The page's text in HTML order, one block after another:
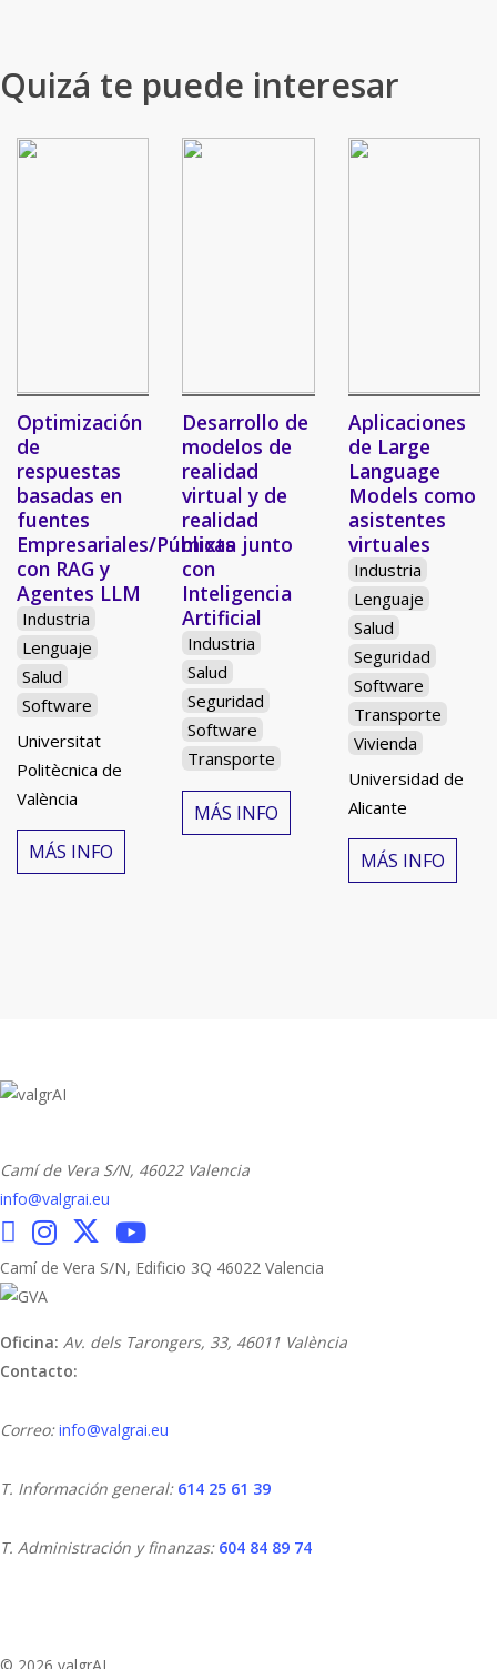
Quizá te puede interesar
Optimización
de
respuestas
basadas en
fuentes
Empresariales/Públicas
con RAG y
Agentes LLM
Industria
Lenguaje
Salud
Software
Universitat
Politècnica de
València
MÁS INFO
Desarrollo de
modelos de
realidad
virtual y de
realidad
mixta junto
con
Inteligencia
Artificial
Industria
Salud
Seguridad
Software
Transporte
MÁS INFO
Aplicaciones
de Large
Language
Models como
asistentes
virtuales
Industria
Lenguaje
Salud
Seguridad
Software
Transporte
Vivienda
Universidad de
Alicante
MÁS INFO
Camí de Vera S/N, 46022 Valencia
info@valgrai.eu
Camí de Vera S/N, Edificio 3Q 46022 Valencia
Oficina: Av. dels Tarongers, 33, 46011 València
Contacto:
Correo: info@valgrai.eu
T. Información general: 614 25 61 39
T. Administración y finanzas: 604 84 89 74